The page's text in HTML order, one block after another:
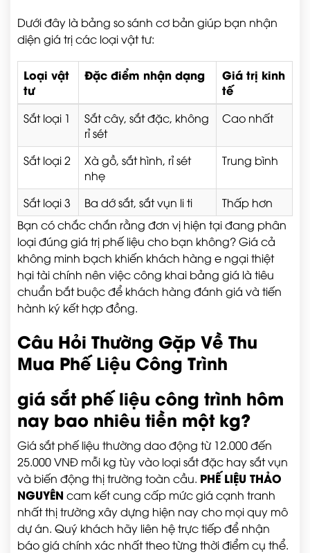
Dưới đây là bảng so sánh cơ bản giúp bạn nhận
diện giá trị các loại vật tư:
Loại vật
tư
Đặc điểm nhận dạng
Giá trị kinh
tế
Sắt loại 1
Sắt cây, sắt đặc, không
rỉ sét
Cao nhất
Sắt loại 2
Xà gồ, sắt hình, rỉ sét
nhẹ
Trung bình
Sắt loại 3 Ba dớ sắt, sắt vụn li ti
Thấp hơn
Bạn có chắc chắn rằng đơn vị hiện tại đang phân
loại đúng giá trị phế liệu cho bạn không? Giá cả
không minh bạch khiến khách hàng e ngại thiệt
hại tài chính nên việc công khai bảng giá là tiêu
chuẩn bắt buộc để khách hàng đánh giá và tiến
hành ký kết hợp đồng.
Câu Hỏi Thường Gặp Về Thu
Mua Phế Liệu Công Trình
giá sắt phế liệu công trình hôm
nay bao nhiêu tiền một kg?
Giá sắt phế liệu thường dao động từ 12.000 đến
25.000 VNĐ mỗi kg tùy vào loại sắt đặc hay sắt vụn
và biến động thị trường toàn cầu. PHẾ LIỆU THẢO
NGUYÊN cam kết cung cấp mức giá cạnh tranh
nhất thị trường xây dựng hiện nay cho mọi quy mô
dự án. Quý khách hãy liên hệ trực tiếp để nhận
báo giá chính xác nhất theo từng thời điểm cụ thể.